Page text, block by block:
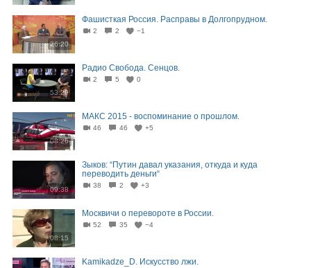
26:20
Фашисткая Россия. Расправы в Долгопрудном.
2 2 −1
53:29
Радио Свобода. Сенцов.
2 5 0
08:26
МАКС 2015 - воспоминание о прошлом.
46 46 +5
09:38
Зыков: “Путин давал указания, откуда и куда
переводить деньги“
38 2 +3
08:15
Москвичи о перевороте в России.
52 35 −4
Kamikadze_D. Искусство лжи.